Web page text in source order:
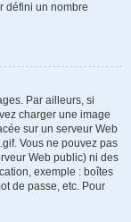
défini un nombre
Par ailleurs, si
charger une image
sur un serveur Web
Vous ne pouvez pas
Web public) ni des
exemple : boîtes
de passe, etc. Pour